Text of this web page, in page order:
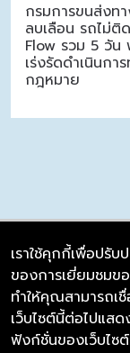
กรมการขนส่งท
ลบเลือน รถไม่ติ
Flow รวม 5 วัน
เร่งรัดดำเนินกา
กฎหมาย
บริษัท ซิมลิงค์ จำ
98/226
Bangyai,
เราใช้คุกกี้เพื่อปรั
ของการเยี่ยมชมข
ทำให้คุณสามารถเ
เว็บไซต์นี้ต่อไปแส
ฟังก์ชั่นของเว็บไซ